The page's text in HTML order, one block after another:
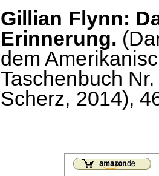
Gillian Flynn:
Erinnerung.
dem
Taschenbuch
Scherz, 2014),